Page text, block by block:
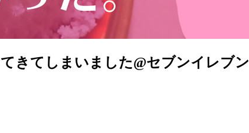
きてしまいました@セブンイレブン